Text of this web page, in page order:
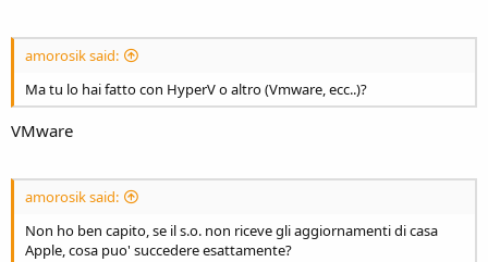
amorosik said:
Ma tu lo hai fatto con HyperV o altro (Vmware, ecc..)?
VMware
amorosik said:
Non ho ben capito, se il s.o. non riceve gli aggiornamenti di casa
Apple, cosa puo' succedere esattamente?